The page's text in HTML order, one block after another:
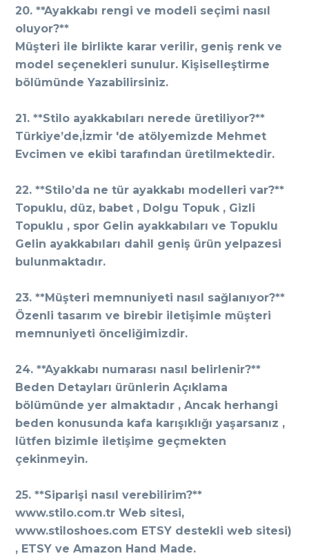
20. **Ayakkabı rengi ve modeli seçimi nasıl
oluyor?**
Müşteri ile birlikte karar verilir, geniş renk ve
model seçenekleri sunulur. Kişiselleştirme
bölümünde Yazabilirsiniz.
21. **Stilo ayakkabıları nerede üretiliyor?**
Türkiye’de,İzmir 'de atölyemizde Mehmet
Evcimen ve ekibi tarafından üretilmektedir.
22. **Stilo’da ne tür ayakkabı modelleri var?**
Topuklu, düz, babet , Dolgu Topuk , Gizli
Topuklu , spor Gelin ayakkabıları ve Topuklu
Gelin ayakkabıları dahil geniş ürün yelpazesi
bulunmaktadır.
23. **Müşteri memnuniyeti nasıl sağlanıyor?**
Özenli tasarım ve birebir iletişimle müşteri
memnuniyeti önceliğimizdir.
24. **Ayakkabı numarası nasıl belirlenir?**
Beden Detayları ürünlerin Açıklama
bölümünde yer almaktadır , Ancak herhangi
beden konusunda kafa karışıklığı yaşarsanız ,
lütfen bizimle iletişime geçmekten
çekinmeyin.
25. **Siparişi nasıl verebilirim?**
www.stilo.com.tr Web sitesi,
www.stiloshoes.com ETSY destekli web sitesi)
, ETSY ve Amazon Hand Made.